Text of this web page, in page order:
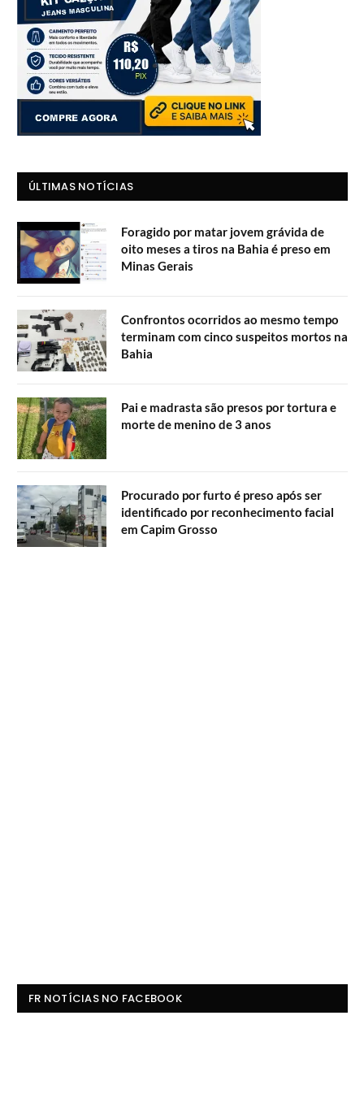
ÚLTIMAS NOTÍCIAS
Foragido por matar jovem grávida de
oito meses a tiros na Bahia é preso em
Minas Gerais
Confrontos ocorridos ao mesmo tempo
terminam com cinco suspeitos mortos na
Bahia
Pai e madrasta são presos por tortura e
morte de menino de 3 anos
Procurado por furto é preso após ser
identificado por reconhecimento facial
em Capim Grosso
FR NOTÍCIAS NO FACEBOOK